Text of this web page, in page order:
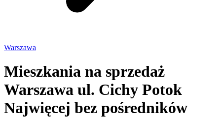
Warszawa
Mieszkania na sprzedaż
Warszawa ul. Cichy Potok
Najwięcej bez pośredników